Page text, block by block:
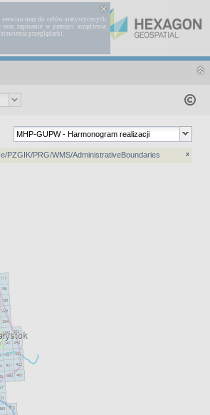
x
PZGIK/PRG/WMS/AdministrativeBoundaries
oraz do celów statystycznych.
zapisanie w pamięci urządzenia.
przeglądarki.